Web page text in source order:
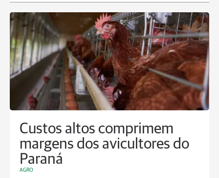
Custos altos comprimem
margens dos avicultores do
Paraná
AGRO